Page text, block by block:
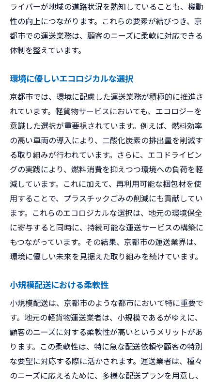
ライバーが地域の道路状況を熟知していることも、機動
性の向上につながります。これらの要素が結びつき、京
都市での運送業務は、顧客のニーズに柔軟に対応できる
体制を整えています。
環境に優しいエコロジカルな選択
京都市では、環境に配慮した運送業務が積極的に推進さ
れています。軽貨物サービスにおいても、エコロジーを
意識した選択が重要視されています。例えば、燃料効率
の高い車両の導入により、二酸化炭素の排出量を削減す
る取り組みが行われています。さらに、エコドライビン
グの実践により、燃料消費を抑えつつ環境への負荷を軽
減しています。これに加えて、再利用可能な梱包材を使
用することで、プラスチックごみの削減にも貢献してい
ます。これらのエコロジカルな選択は、地元の環境保全
に寄与すると同時に、持続可能な運送サービスの構築に
もつながっています。その結果、京都市の運送業界は、
環境に優しい未来を見据えた取り組みを続けています。
小規模配送における柔軟性
小規模配送は、京都市のような都市において特に重要で
す。地元の軽貨物運送業者は、小規模であるがゆえに、
顧客のニーズに対する柔軟性が高いというメリットがあ
ります。この柔軟性は、特に急な配送依頼や顧客の特別
な要望に対応する際に活かされます。運送業者は、種々
のニーズに応えるために、多様な配送プランを用意し、